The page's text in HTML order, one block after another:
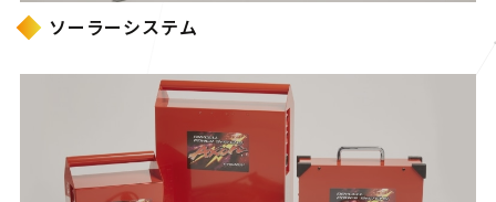
ソーラーシステム